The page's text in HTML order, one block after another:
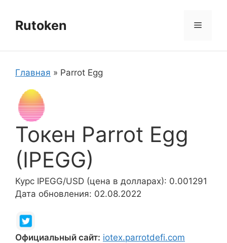
содержимому
Rutoken Меню
Главная » Parrot Egg
Токен Parrot Egg
(IPEGG)
Курс IPEGG/USD (цена в долларах): 0.001291
Дата обновления: 02.08.2022
Официальный сайт: iotex.parrotdefi.com